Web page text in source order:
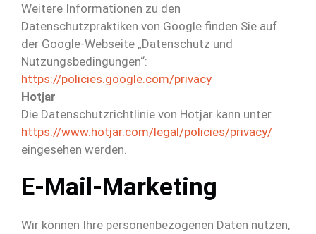
Weitere Informationen zu den
Datenschutzpraktiken von Google finden Sie auf
der Google-Webseite „Datenschutz und
Nutzungsbedingungen“:
https://policies.google.com/privacy
Hotjar
Die Datenschutzrichtlinie von Hotjar kann unter
https://www.hotjar.com/legal/policies/privacy/
eingesehen werden.
E-Mail-Marketing
Wir können Ihre personenbezogenen Daten nutzen,